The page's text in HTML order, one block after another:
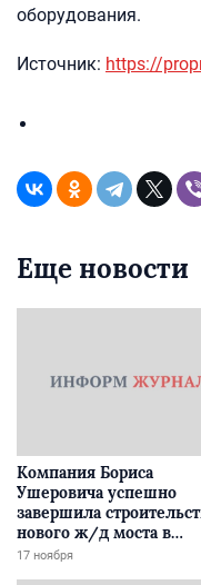
оборудования.
Источник: https://
Еще новости
Компания Бориса
Ушеровича успешно
завершила
нового ж/д моста в
Забайкалье
17 ноября